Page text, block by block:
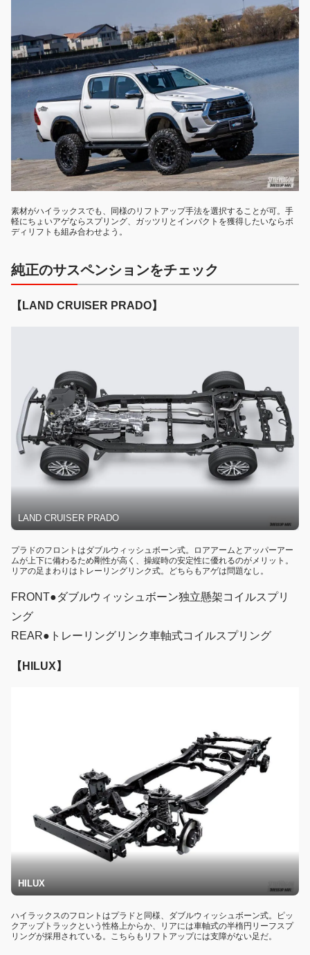
素材がハイラックスでも、同様のリフトアップ手法を選択することが可。手
軽にちょいアゲならスプリング、ガッツリとインパクトを獲得したいならボ
ディリフトも組み合わせよう。
純正のサスペンションをチェック
【LAND CRUISER PRADO】
LAND CRUISER PRADO
プラドのフロントはダブルウィッシュボーン式。ロアアームとアッパーアー
ムが上下に備わるため剛性が高く、操縦時の安定性に優れるのがメリット。
リアの足まわりはトレーリングリンク式。どちらもアゲは問題なし。
FRONT●ダブルウィッシュボーン独立懸架コイルスプリ
ング
REAR●トレーリングリンク車軸式コイルスプリング
【HILUX】
HILUX
ハイラックスのフロントはプラドと同様、ダブルウィッシュボーン式。ピッ
クアップトラックという性格上からか、リアには車軸式の半楕円リーフスプ
リングが採用されている。こちらもリフトアップには支障がない足だ。